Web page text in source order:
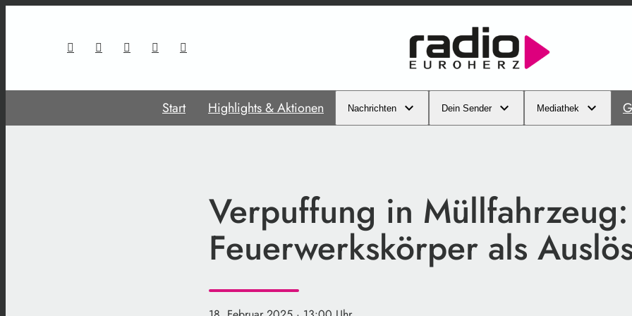
Start Highlights & Aktionen Nachrichten Dein Sender Mediathek
Verpuffung in Müllfahrzeug:
Feuerwerkskörper als